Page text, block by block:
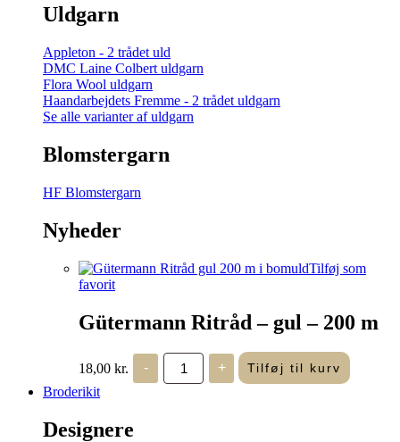
Uldgarn
Appleton - 2 trådet uld
DMC Laine Colbert uldgarn
Flora Wool uldgarn
Haandarbejdets Fremme - 2 trådet uldgarn
Se alle varianter af uldgarn
Blomstergarn
HF Blomstergarn
Nyheder
Tilføj som
favorit
Gütermann Ritråd – gul – 200 m
18,00 kr. -
Gütermann
Ritråd
-
+ Tilføj til kurv
Broderikit
Designere